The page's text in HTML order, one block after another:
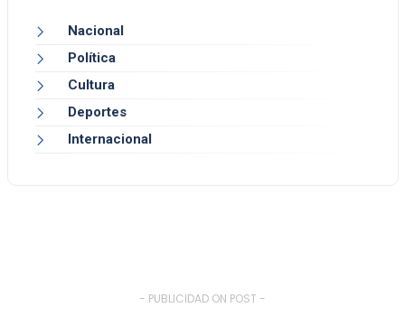
Nacional
Política
Cultura
Deportes
Internacional
- PUBLICIDAD ON POST -